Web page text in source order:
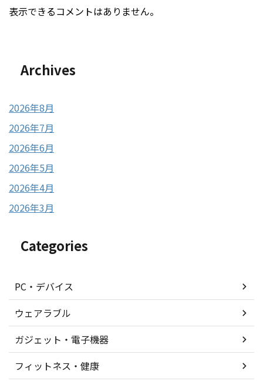
表示できるコメントはありません。
Archives
2026年8月
2026年7月
2026年6月
2026年5月
2026年4月
2026年3月
Categories
PC・デバイス
ウェアラブル
ガジェット・電子機器
フィットネス・健康